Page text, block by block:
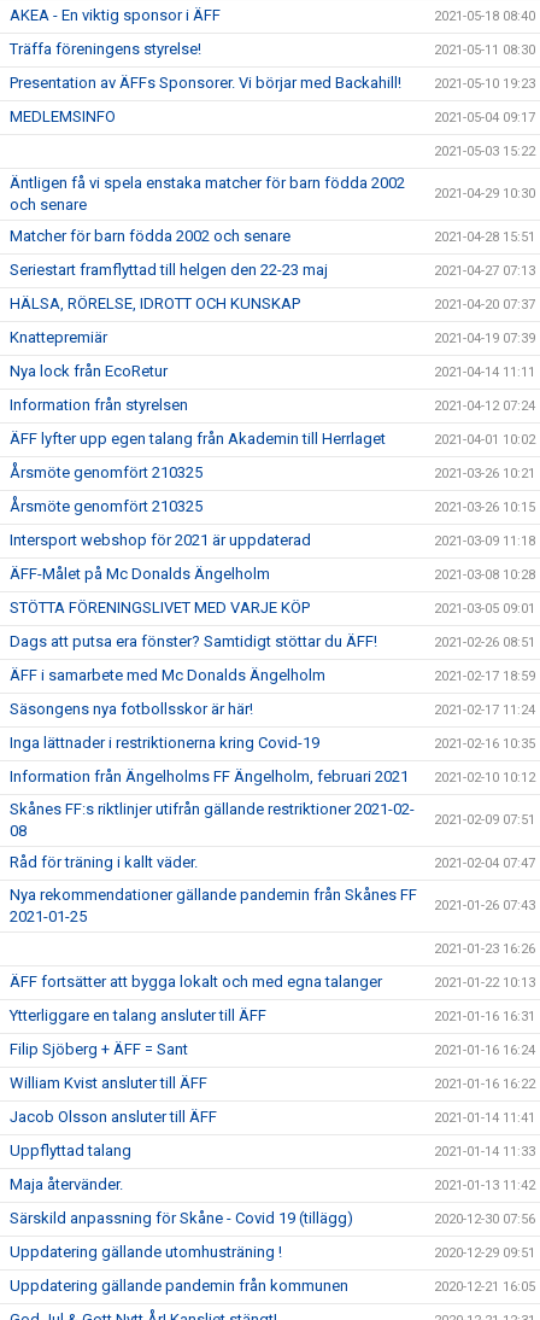
AKEA - En viktig sponsor i ÄFF 2021-05-18 08:40
Träffa föreningens styrelse! 2021-05-11 08:30
Presentation av ÄFFs Sponsorer. Vi börjar med Backahill! 2021-05-10 19:23
MEDLEMSINFO 2021-05-04 09:17
2021-05-03 15:22
Äntligen få vi spela enstaka matcher för barn födda 2002
och senare
2021-04-29 10:30
Matcher för barn födda 2002 och senare 2021-04-28 15:51
Seriestart framflyttad till helgen den 22-23 maj 2021-04-27 07:13
HÄLSA, RÖRELSE, IDROTT OCH KUNSKAP 2021-04-20 07:37
Knattepremiär 2021-04-19 07:39
Nya lock från EcoRetur 2021-04-14 11:11
Information från styrelsen 2021-04-12 07:24
ÄFF lyfter upp egen talang från Akademin till Herrlaget 2021-04-01 10:02
Årsmöte genomfört 210325 2021-03-26 10:21
Årsmöte genomfört 210325 2021-03-26 10:15
Intersport webshop för 2021 är uppdaterad 2021-03-09 11:18
ÄFF-Målet på Mc Donalds Ängelholm 2021-03-08 10:28
STÖTTA FÖRENINGSLIVET MED VARJE KÖP 2021-03-05 09:01
Dags att putsa era fönster? Samtidigt stöttar du ÄFF! 2021-02-26 08:51
ÄFF i samarbete med Mc Donalds Ängelholm 2021-02-17 18:59
Säsongens nya fotbollsskor är här! 2021-02-17 11:24
Inga lättnader i restriktionerna kring Covid-19 2021-02-16 10:35
Information från Ängelholms FF Ängelholm, februari 2021 2021-02-10 10:12
Skånes FF:s riktlinjer utifrån gällande restriktioner 2021-02-
08
2021-02-09 07:51
Råd för träning i kallt väder. 2021-02-04 07:47
Nya rekommendationer gällande pandemin från Skånes FF
2021-01-25
2021-01-26 07:43
2021-01-23 16:26
ÄFF fortsätter att bygga lokalt och med egna talanger 2021-01-22 10:13
Ytterliggare en talang ansluter till ÄFF 2021-01-16 16:31
Filip Sjöberg + ÄFF = Sant 2021-01-16 16:24
William Kvist ansluter till ÄFF 2021-01-16 16:22
Jacob Olsson ansluter till ÄFF 2021-01-14 11:41
Uppflyttad talang 2021-01-14 11:33
Maja återvänder. 2021-01-13 11:42
Särskild anpassning för Skåne - Covid 19 (tillägg) 2020-12-30 07:56
Uppdatering gällande utomhusträning ! 2020-12-29 09:51
Uppdatering gällande pandemin från kommunen 2020-12-21 16:05